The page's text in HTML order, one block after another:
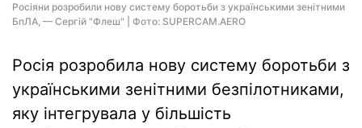
Росіяни розробили нову систему боротьби з українськими зенітними
БпЛА, — Сергій "Флеш" | Фото: SUPERCAM.AERO
Росія розробила нову систему боротьби з
українськими зенітними безпілотниками,
яку інтегрувала у більшість